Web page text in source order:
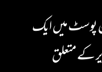
واشنگٹن پوسٹ میں ایک
کے متعلق